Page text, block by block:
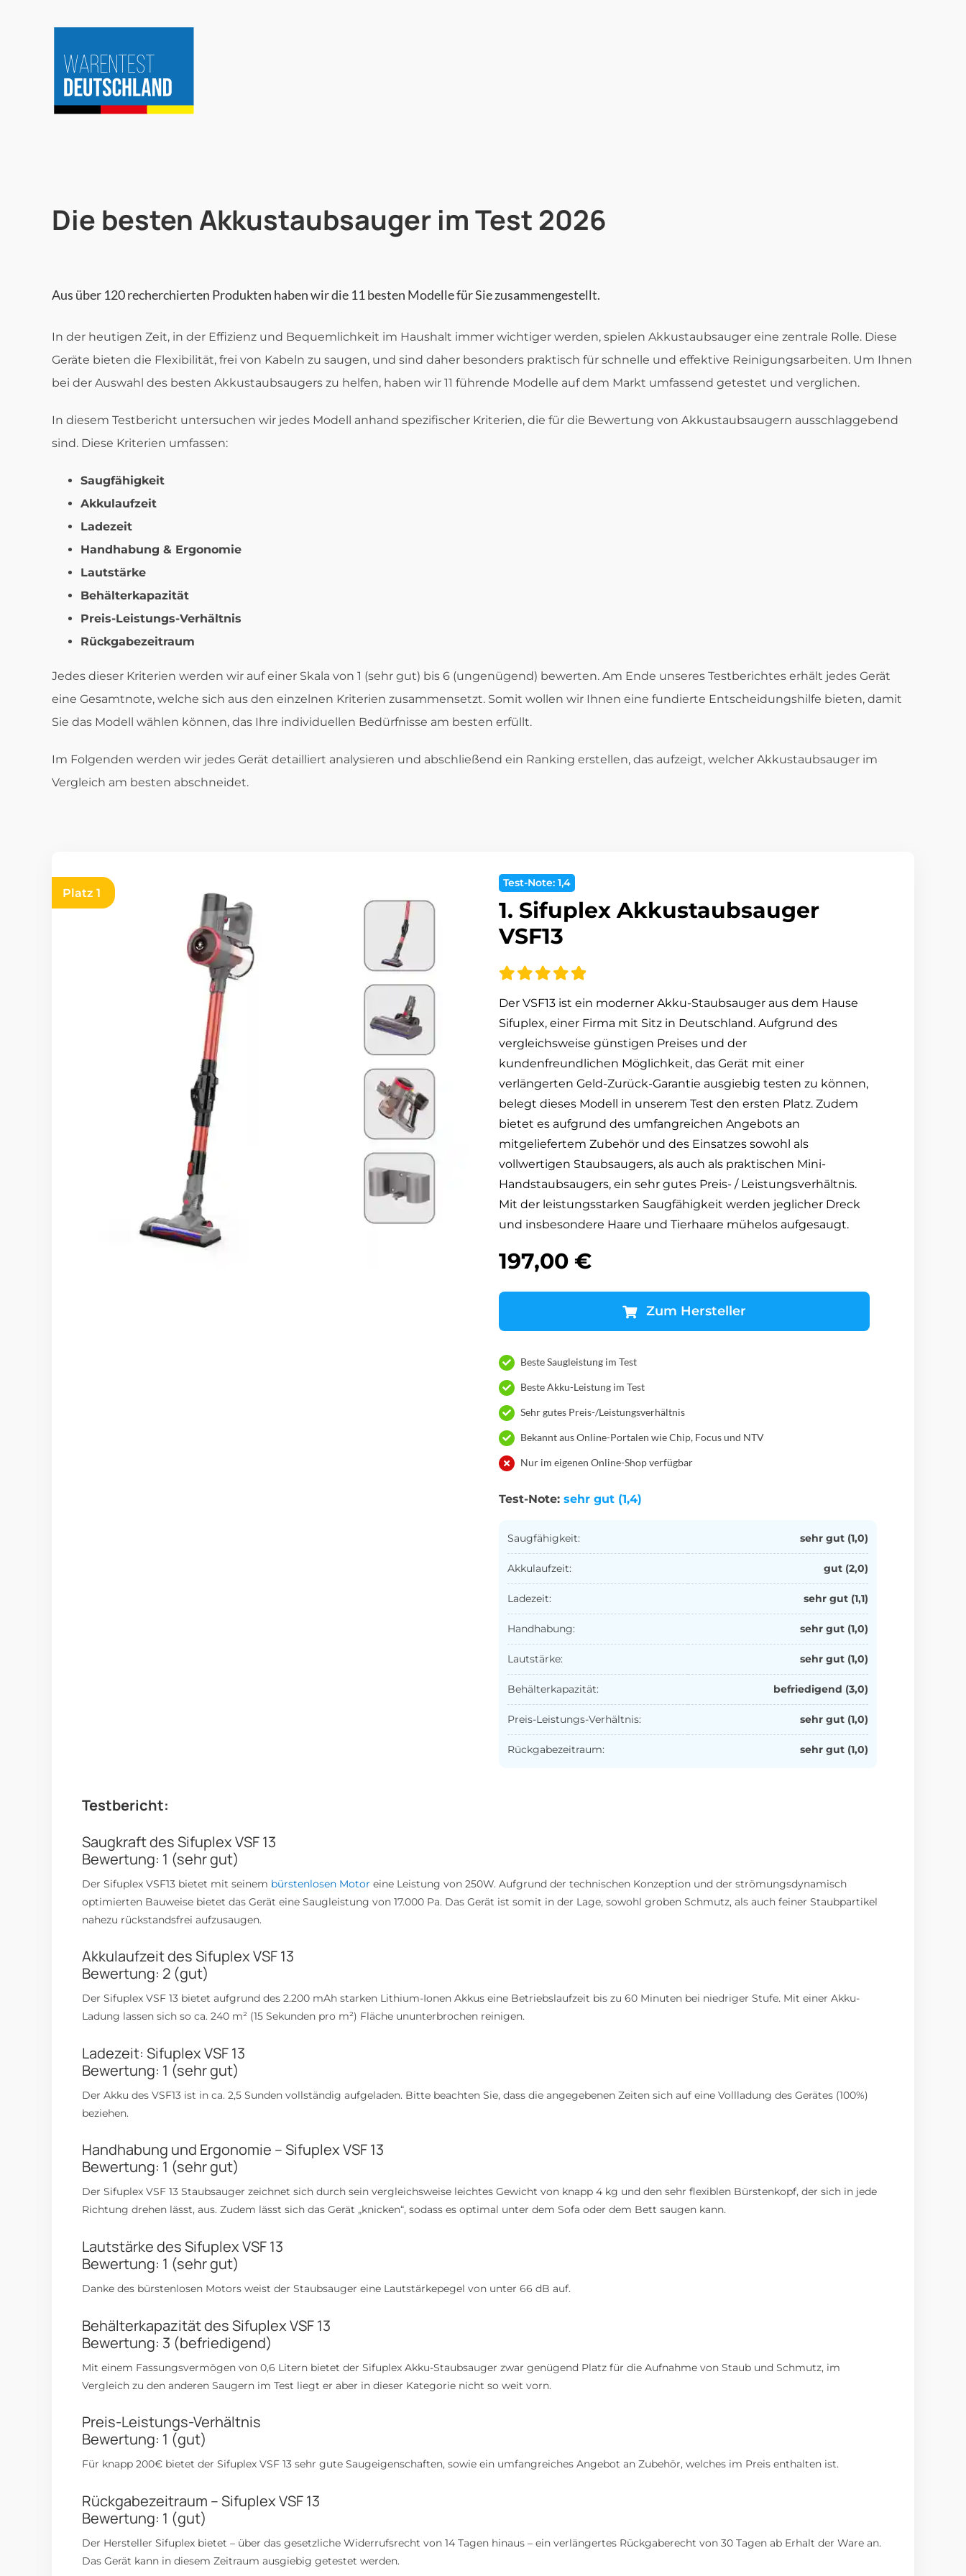
Die besten Akkustaubsauger im Test 2026
Aus über 120 recherchierten Produkten haben wir die 11 besten Modelle für Sie zusammengestellt.
In der heutigen Zeit, in der Effizienz und Bequemlichkeit im Haushalt immer wichtiger werden, spielen Akkustaubsauger eine zentrale Rolle. Diese
Geräte bieten die Flexibilität, frei von Kabeln zu saugen, und sind daher besonders praktisch für schnelle und effektive Reinigungsarbeiten. Um Ihnen
bei der Auswahl des besten Akkustaubsaugers zu helfen, haben wir 11 führende Modelle auf dem Markt umfassend getestet und verglichen.
In diesem Testbericht untersuchen wir jedes Modell anhand spezifischer Kriterien, die für die Bewertung von Akkustaubsaugern ausschlaggebend
sind. Diese Kriterien umfassen:
Saugfähigkeit
Akkulaufzeit
Ladezeit
Handhabung & Ergonomie
Lautstärke
Behälterkapazität
Preis-Leistungs-Verhältnis
Rückgabezeitraum
Jedes dieser Kriterien werden wir auf einer Skala von 1 (sehr gut) bis 6 (ungenügend) bewerten. Am Ende unseres Testberichtes erhält jedes Gerät
eine Gesamtnote, welche sich aus den einzelnen Kriterien zusammensetzt. Somit wollen wir Ihnen eine fundierte Entscheidungshilfe bieten, damit
Sie das Modell wählen können, das Ihre individuellen Bedürfnisse am besten erfüllt.
Im Folgenden werden wir jedes Gerät detailliert analysieren und abschließend ein Ranking erstellen, das aufzeigt, welcher Akkustaubsauger im
Vergleich am besten abschneidet.
Platz 1
Test-Note: 1,4
1. Sifuplex Akkustaubsauger
VSF13
Der VSF13 ist ein moderner Akku-Staubsauger aus dem Hause
Sifuplex, einer Firma mit Sitz in Deutschland. Aufgrund des
vergleichsweise günstigen Preises und der
kundenfreundlichen Möglichkeit, das Gerät mit einer
verlängerten Geld-Zurück-Garantie ausgiebig testen zu können,
belegt dieses Modell in unserem Test den ersten Platz. Zudem
bietet es aufgrund des umfangreichen Angebots an
mitgeliefertem Zubehör und des Einsatzes sowohl als
vollwertigen Staubsaugers, als auch als praktischen Mini-
Handstaubsaugers, ein sehr gutes Preis- / Leistungsverhältnis.
Mit der leistungsstarken Saugfähigkeit werden jeglicher Dreck
und insbesondere Haare und Tierhaare mühelos aufgesaugt.
197,00 €
Zum Hersteller
Beste Saugleistung im Test
Beste Akku-Leistung im Test
Sehr gutes Preis-/Leistungsverhältnis
Bekannt aus Online-Portalen wie Chip, Focus und NTV
Nur im eigenen Online-Shop verfügbar
Test-Note:sehr gut (1,4)
Saugfähigkeit: sehr gut (1,0)
Akkulaufzeit: gut (2,0)
Ladezeit: sehr gut (1,1)
Handhabung: sehr gut (1,0)
Lautstärke: sehr gut (1,0)
Behälterkapazität: befriedigend (3,0)
Preis-Leistungs-Verhältnis: sehr gut (1,0)
Rückgabezeitraum: sehr gut (1,0)
Testbericht:
Saugkraft des Sifuplex VSF 13
Bewertung: 1 (sehr gut)
Der Sifuplex VSF13 bietet mit seinem bürstenlosen Motor eine Leistung von 250W. Aufgrund der technischen Konzeption und der strömungsdynamisch
optimierten Bauweise bietet das Gerät eine Saugleistung von 17.000 Pa. Das Gerät ist somit in der Lage, sowohl groben Schmutz, als auch feiner Staubpartikel
nahezu rückstandsfrei aufzusaugen.
Akkulaufzeit des Sifuplex VSF 13
Bewertung: 2 (gut)
Der Sifuplex VSF 13 bietet aufgrund des 2.200 mAh starken Lithium-Ionen Akkus eine Betriebslaufzeit bis zu 60 Minuten bei niedriger Stufe. Mit einer Akku-
Ladung lassen sich so ca. 240 m² (15 Sekunden pro m²) Fläche ununterbrochen reinigen.
Ladezeit: Sifuplex VSF 13
Bewertung: 1 (sehr gut)
Der Akku des VSF13 ist in ca. 2,5 Sunden vollständig aufgeladen. Bitte beachten Sie, dass die angegebenen Zeiten sich auf eine Vollladung des Gerätes (100%)
beziehen.
Handhabung und Ergonomie – Sifuplex VSF 13
Bewertung: 1 (sehr gut)
Der Sifuplex VSF 13 Staubsauger zeichnet sich durch sein vergleichsweise leichtes Gewicht von knapp 4 kg und den sehr flexiblen Bürstenkopf, der sich in jede
Richtung drehen lässt, aus. Zudem lässt sich das Gerät „knicken“, sodass es optimal unter dem Sofa oder dem Bett saugen kann.
Lautstärke des Sifuplex VSF 13
Bewertung: 1 (sehr gut)
Danke des bürstenlosen Motors weist der Staubsauger eine Lautstärkepegel von unter 66 dB auf.
Behälterkapazität des Sifuplex VSF 13
Bewertung: 3 (befriedigend)
Mit einem Fassungsvermögen von 0,6 Litern bietet der Sifuplex Akku-Staubsauger zwar genügend Platz für die Aufnahme von Staub und Schmutz, im
Vergleich zu den anderen Saugern im Test liegt er aber in dieser Kategorie nicht so weit vorn.
Preis-Leistungs-Verhältnis
Bewertung: 1 (gut)
Für knapp 200€ bietet der Sifuplex VSF 13 sehr gute Saugeigenschaften, sowie ein umfangreiches Angebot an Zubehör, welches im Preis enthalten ist.
Rückgabezeitraum – Sifuplex VSF 13
Bewertung: 1 (gut)
Der Hersteller Sifuplex bietet – über das gesetzliche Widerrufsrecht von 14 Tagen hinaus – ein verlängertes Rückgaberecht von 30 Tagen ab Erhalt der Ware an.
Das Gerät kann in diesem Zeitraum ausgiebig getestet werden.